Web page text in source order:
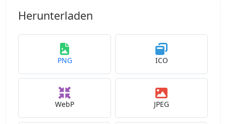
Herunterladen
PNG ICO
WebP JPEG